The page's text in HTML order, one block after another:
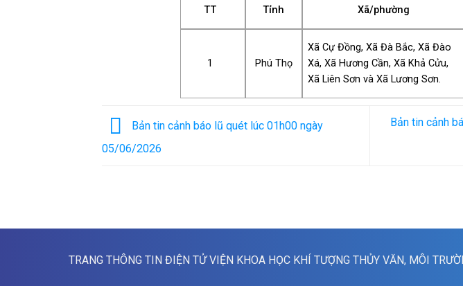
TT Tỉnh Xã/phường
1 Phú Thọ
Xã Cự Đồng, Xã Đà Bắc, Xã Đào
Xá, Xã Hương Cần, Xã Khả Cửu,
Xã Liên Sơn và Xã Lương Sơn.
Bản tin cảnh báo lũ quét lúc 01h00 ngày
05/06/2026
Bản tin cảnh
TRANG THÔNG TIN ĐIỆN TỬ VIỆN KHOA HỌC KHÍ TƯỢNG THỦY VĂN, MÔI